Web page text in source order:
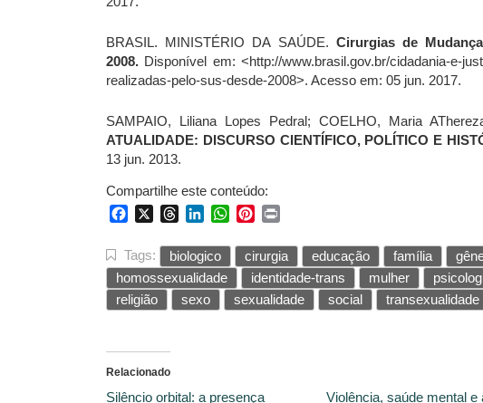
BRASIL. MINISTÉRIO DA SAÚDE. Cirurgias de
2008. Disponível em: <http://www.brasil.gov.br/cidadania-e-
realizadas-pelo-sus-desde-2008>. Acesso em: 05 jun. 2017.
SAMPAIO, Liliana Lopes Pedral; COELHO, Maria
ATUALIDADE: DISCURSO CIENTÍFICO, POLÍTICO E
13 jun. 2013.
Compartilhe este conteúdo:
FacebookThreadsLinkedInWhatsApp
Pinterest
Tags: biologico cirurgia educação família
homossexualidade
identidade-trans mulher
religião
sexo sexualidade social transexualidade
Relacionado
Silêncio orbital: a presença
Violência, saúde mental e